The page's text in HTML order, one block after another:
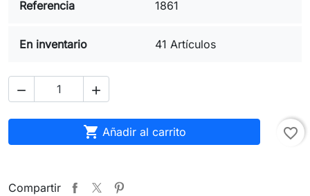
Referencia
1861
En inventario 41 Artículos
 
 Añadir al carrito favorite_border
Compartir